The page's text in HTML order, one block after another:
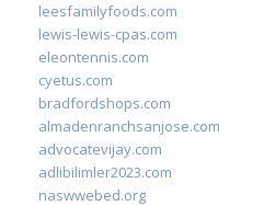
leesfamilyfoods.com
lewis-lewis-cpas.com
eleontennis.com
cyetus.com
bradfordshops.com
almadenranchsanjose.com
advocatevijay.com
adlibilimler2023.com
naswwebed.org